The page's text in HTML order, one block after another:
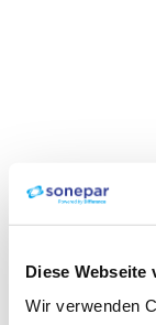
Diese Webseite
Wir verwenden